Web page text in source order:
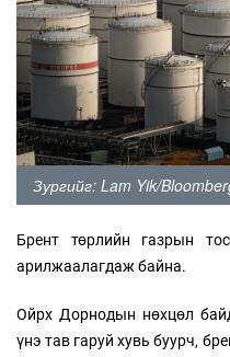
Зургийг: Lam Yik/
Брент төрлийн газрын
арилжаалагдаж байна.
Ойрх Дорнодын нөхцөл
үнэ тав гаруй хувь буурч,